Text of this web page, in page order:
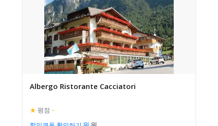
Albergo Ristorante Cacciatori
★ 평점 –